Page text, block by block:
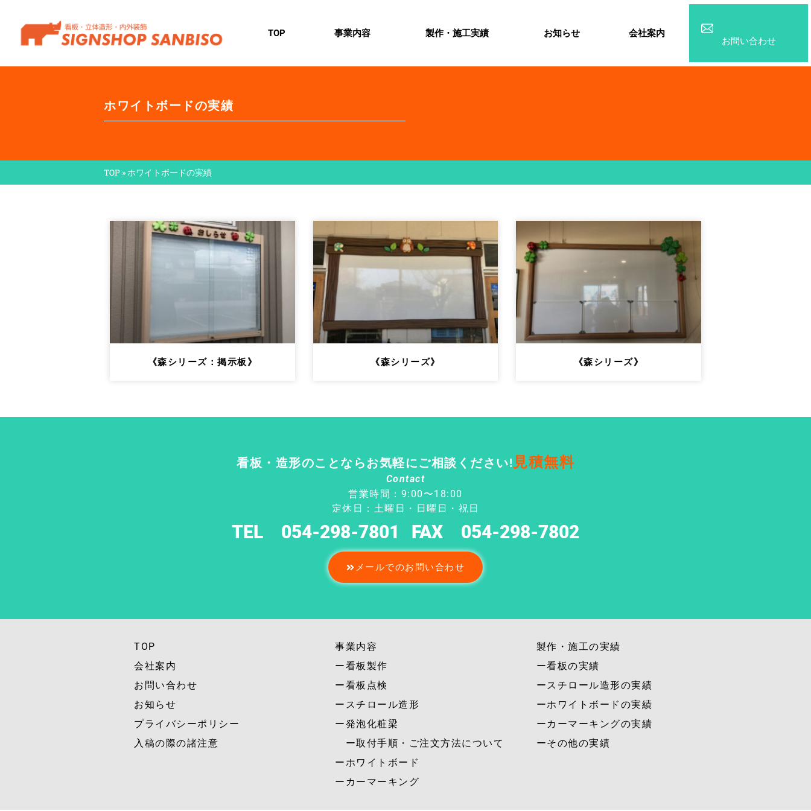
TOP 事業内容 製作・施工実績 お知らせ 会社案内
お問い合わせ
ホワイトボードの実績
TOP »ホワイトボードの実績
《森シリーズ：掲示板》 《森シリーズ》 《森シリーズ》
看板・造形のことならお気軽にご相談ください! 見積無料
Contact
営業時間：9:00〜18:00
定休日：土曜日・日曜日・祝日
TEL 054-298-7801 FAX 054-298-7802
メールでのお問い合わせ
TOP
会社案内
お問い合わせ
お知らせ
プライバシーポリシー
入稿の際の諸注意
事業内容
ー看板製作
ー看板点検
ースチロール造形
ー発泡化粧梁
ー取付手順・ご注文方法について
ーホワイトボード
ーカーマーキング
製作・施工の実績
ー看板の実績
ースチロール造形の実績
ーホワイトボードの実績
ーカーマーキングの実績
ーその他の実績